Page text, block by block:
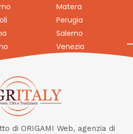
Matera
Perugia
Salerno
Venezia
di ORIGAMI Web, agenzia di